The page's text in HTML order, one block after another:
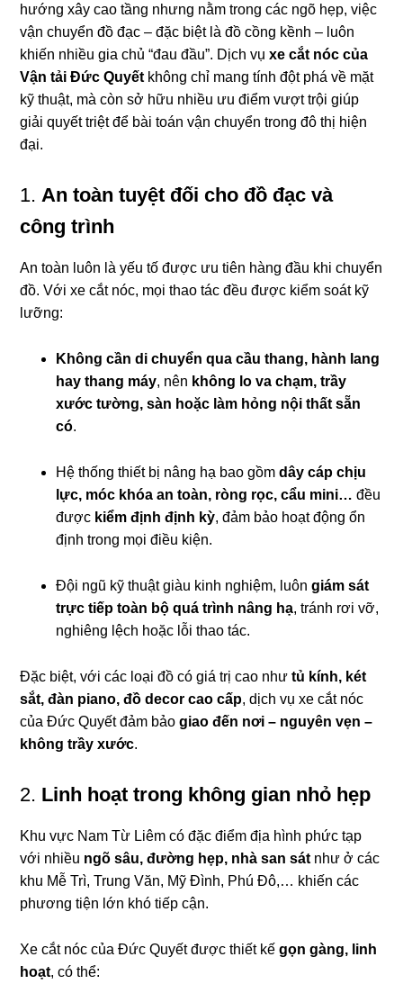
hướng xây cao tầng nhưng nằm trong các ngõ hẹp, việc
vận chuyển đồ đạc – đặc biệt là đồ cồng kềnh – luôn
khiến nhiều gia chủ “đau đầu”. Dịch vụxe cắt nóc của
Vận tải Đức Quyết không chỉ mang tính đột phá về mặt
kỹ thuật, mà còn sở hữu nhiều ưu điểm vượt trội giúp
giải quyết triệt để bài toán vận chuyển trong đô thị hiện
đại.
1. An toàn tuyệt đối cho đồ đạc và
công trình
An toàn luôn là yếu tố được ưu tiên hàng đầu khi chuyển
đồ. Với xe cắt nóc, mọi thao tác đều được kiểm soát kỹ
lưỡng:
Không cần di chuyển qua cầu thang, hành lang
hay thang máy, nên không lo va chạm, trầy
xước tường, sàn hoặc làm hỏng nội thất sẵn
có.
Hệ thống thiết bị nâng hạ bao gồmdây cáp chịu
lực, móc khóa an toàn, ròng rọc, cẩu mini… đều
được kiểm định định kỳ, đảm bảo hoạt động ổn
định trong mọi điều kiện.
Đội ngũ kỹ thuật giàu kinh nghiệm, luôngiám sát
trực tiếp toàn bộ quá trình nâng hạ, tránh rơi vỡ,
nghiêng lệch hoặc lỗi thao tác.
Đặc biệt, với các loại đồ có giá trị cao nhưtủ kính, két
sắt, đàn piano, đồ decor cao cấp, dịch vụ xe cắt nóc
của Đức Quyết đảm bảogiao đến nơi – nguyên vẹn –
không trầy xước.
2. Linh hoạt trong không gian nhỏ hẹp
Khu vực Nam Từ Liêm có đặc điểm địa hình phức tạp
với nhiều ngõ sâu, đường hẹp, nhà san sát như ở các
khu Mễ Trì, Trung Văn, Mỹ Đình, Phú Đô,… khiến các
phương tiện lớn khó tiếp cận.
Xe cắt nóc của Đức Quyết được thiết kếgọn gàng, linh
hoạt, có thể: